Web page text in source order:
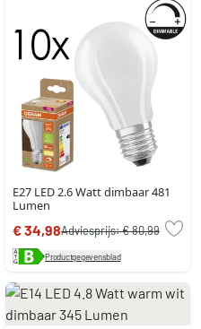
E27 LED 2.6 Watt dimbaar 481
Lumen
€ 34,98Adviesprijs:€ 80,99
Productgegevensblad